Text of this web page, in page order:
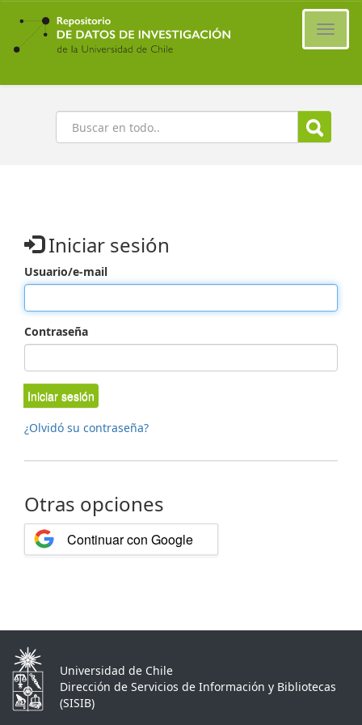
Ir
contenido
principal
Buscar
Iniciar sesión
Usuario/e-mail
Contraseña
Iniciar sesión
¿Olvidó su contraseña?
Otras opciones
Continuar con Google
Universidad de Chile
Dirección de Servicios de Información y Bibliotecas
(SISIB)